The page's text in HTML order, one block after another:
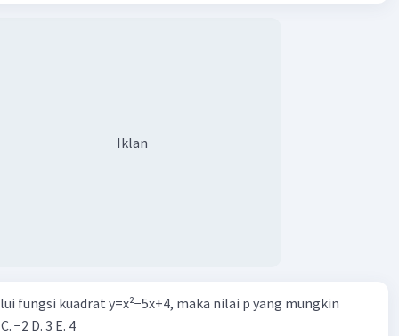
Iklan
fungsi kuadrat y=x²−5x+4, maka nilai p yang mungkin
−2 D. 3 E. 4